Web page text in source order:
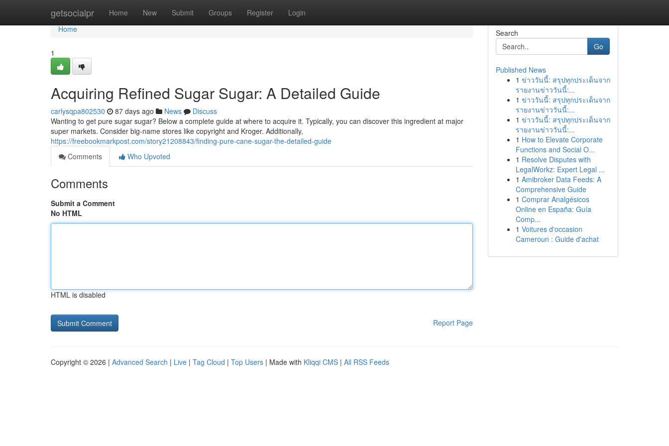
getsocialpr Home New Submit Groups Register Login
Home
Home
1
Acquiring Refined Sugar Sugar: A Detailed Guide
carlysqpa802530 87 days ago News
Discuss
Wanting to get pure sugar sugar? Below a complete guide at where to acquire it. Typically, you can discover this ingredient at major
super markets. Consider big-name stores like copyright and Kroger. Additionally,
https://freebookmarkpost.com/story21208843/finding-pure-cane-sugar-the-detailed-guide
Comments
Who Upvoted
Comments
Submit a Comment
No HTML
HTML is disabled
Report Page
Search
Go
Published News
1 ข่าววันนี้: สรุปทุกประเด็นจาก
รายงานข่าววันนี้:...
1 ข่าววันนี้: สรุปทุกประเด็นจาก
รายงานข่าววันนี้:...
1 ข่าววันนี้: สรุปทุกประเด็นจาก
รายงานข่าววันนี้:...
1 How to Elevate Corporate
Functions and Social O...
1 Resolve Disputes with
LegalWorkz: Expert Legal ...
1 Amibroker Data Feeds: A
Comprehensive Guide
1 Comprar Analgésicos
Online en España: Guía
Comp...
1 Voitures d'occasion
Cameroun : Guide d'achat
Copyright © 2026 | Advanced Search | Live | Tag Cloud | Top Users | Made with Kliqqi CMS | All RSS Feeds